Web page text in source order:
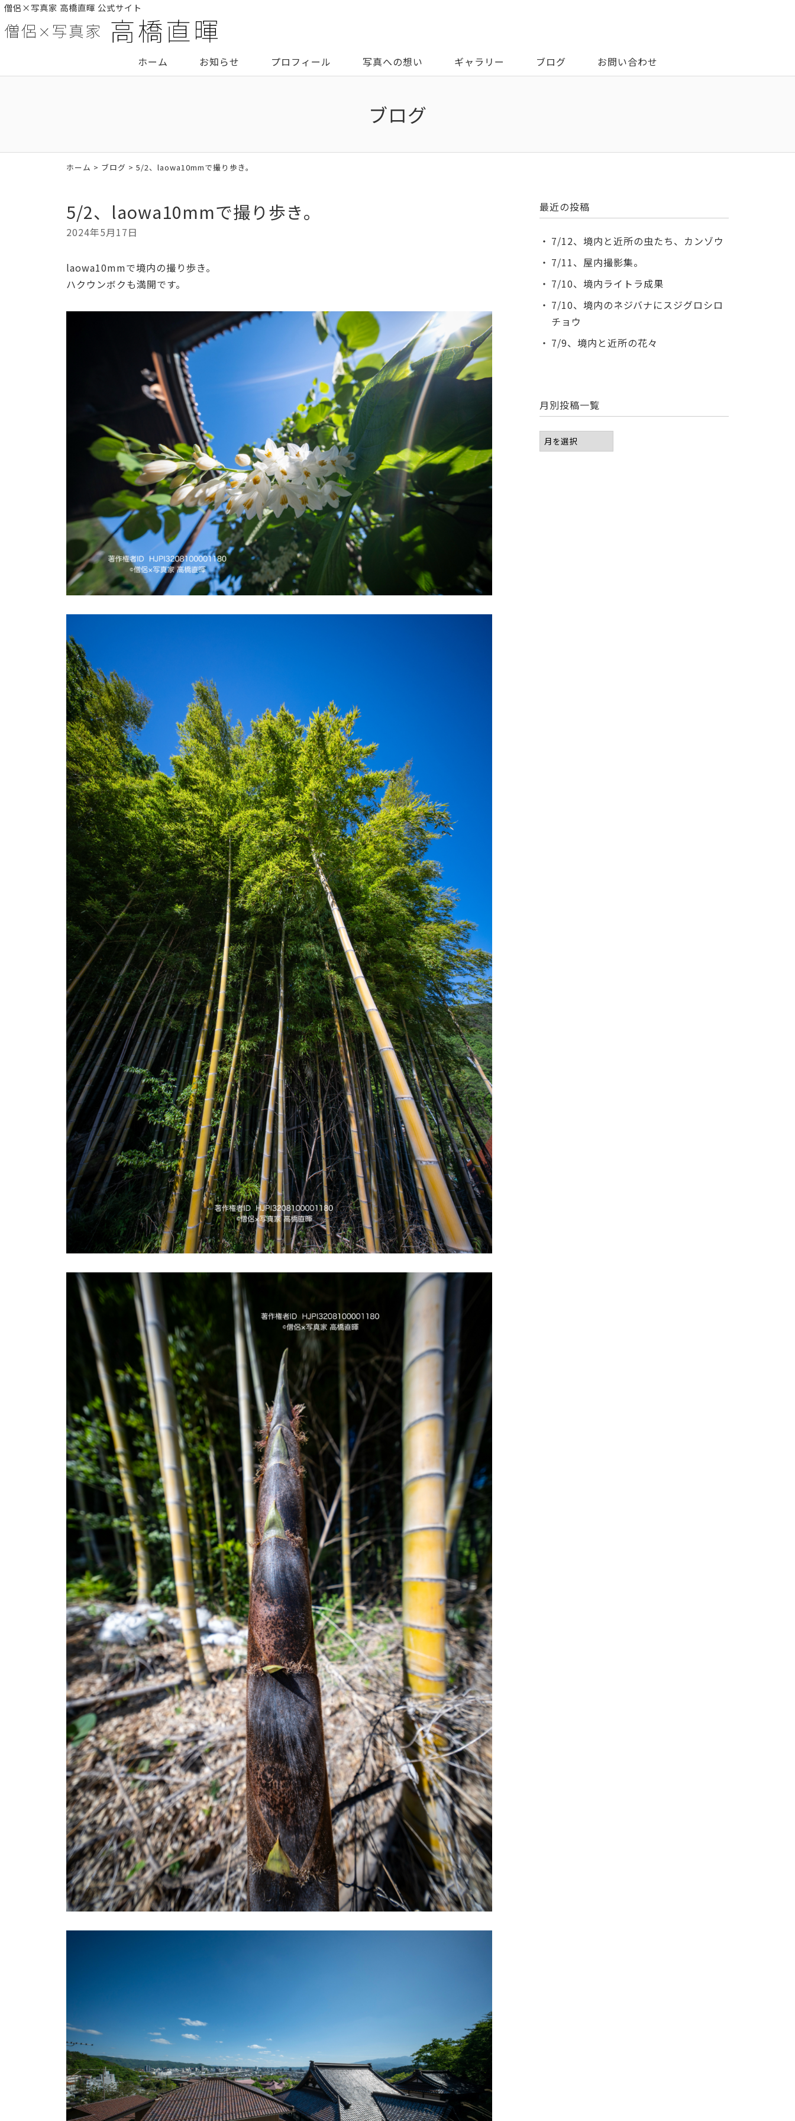
僧侶×写真家 高橋直暉 公式サイト
ホーム お知らせ プロフィール 写真への想い ギャラリー ブログ お問い合わせ
ブログ
ホーム > ブログ > 5/2、laowa10mmで撮り歩き。
5/2、laowa10mmで撮り歩き。
2024年5月17日
laowa10mmで境内の撮り歩き。
ハクウンボクも満開です。
最近の投稿
7/12、境内と近所の虫たち、カンゾウ
7/11、屋内撮影集。
7/10、境内ライトラ成果
7/10、境内のネジバナにスジグロシロ
チョウ
7/9、境内と近所の花々
月別投稿一覧